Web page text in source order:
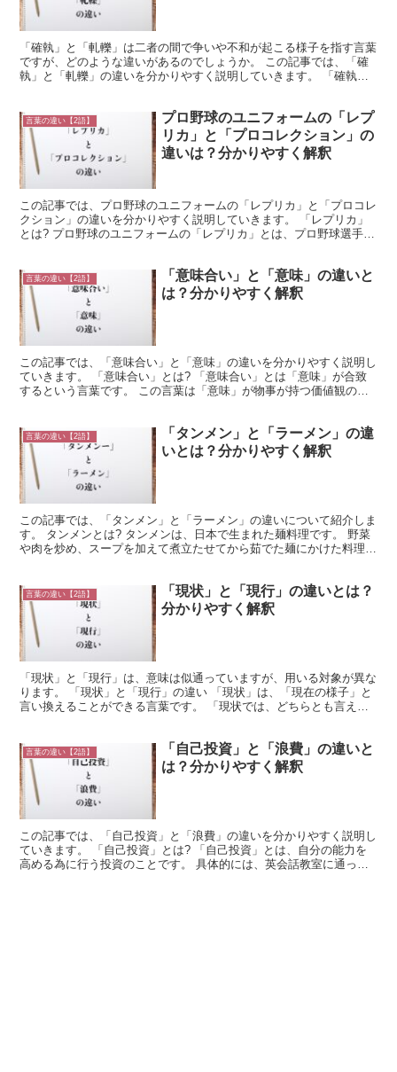
「確執」と「軋轢」は二者の間で争いや不和が起こる様子を指す言葉
ですが、どのような違いがあるのでしょうか。 この記事では、「確
執」と「軋轢」の違いを分かりやすく説明していきます。 「確執」
言葉の違い【2語】
プロ野球のユニフォームの「レプ
リカ」と「プロコレクション」の
違いは？分かりやすく解釈
この記事では、プロ野球のユニフォームの「レプリカ」と「プロコレ
クション」の違いを分かりやすく説明していきます。 「レプリカ」
とは? プロ野球のユニフォームの「レプリカ」とは、プロ野球選手が
言葉の違い【2語】
「意味合い」と「意味」の違いと
は？分かりやすく解釈
この記事では、「意味合い」と「意味」の違いを分かりやすく説明し
ていきます。 「意味合い」とは? 「意味合い」とは「意味」が合致
するという言葉です。 この言葉は「意味」が物事が持つ価値観のこ
言葉の違い【2語】
「タンメン」と「ラーメン」の違
いとは？分かりやすく解釈
この記事では、「タンメン」と「ラーメン」の違いについて紹介しま
す。 タンメンとは? タンメンは、日本で生まれた麺料理です。 野菜
や肉を炒め、スープを加えて煮立たせてから茹でた麺にかけた料理の
言葉の違い【2語】
「現状」と「現行」の違いとは？
分かりやすく解釈
「現状」と「現行」は、意味は似通っていますが、用いる対象が異な
ります。 「現状」と「現行」の違い 「現状」は、「現在の様子」と
言い換えることができる言葉です。 「現状では、どちらとも言えな
言葉の違い【2語】
「自己投資」と「浪費」の違いと
は？分かりやすく解釈
この記事では、「自己投資」と「浪費」の違いを分かりやすく説明し
ていきます。 「自己投資」とは? 「自己投資」とは、自分の能力を
高める為に行う投資のことです。 具体的には、英会話教室に通って